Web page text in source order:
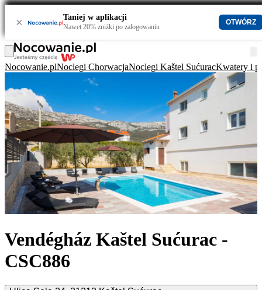
× Taniej w aplikacji
Nawet 20% zniżki po zalogowaniu
OTWÓRZ
Nocowanie.plNoclegi ChorwacjaNoclegi Kaštel SućuracKwatery i
Vendégház Kaštel Sućurac -
CSC886